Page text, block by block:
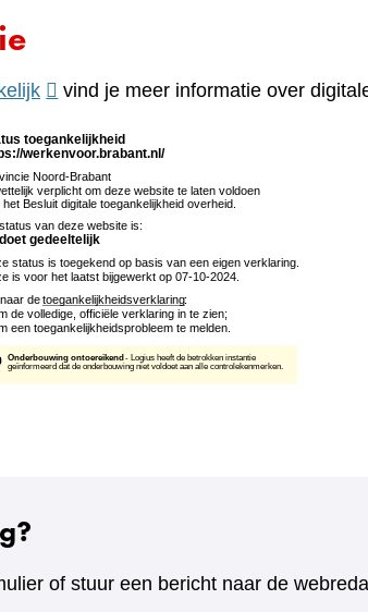
(verwijst
een
andere
website)
vind je meer informatie over
of stuur een bericht naar de